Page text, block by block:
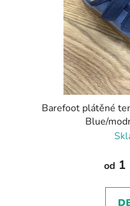
Barefoot plátěné
Blue/
od 1